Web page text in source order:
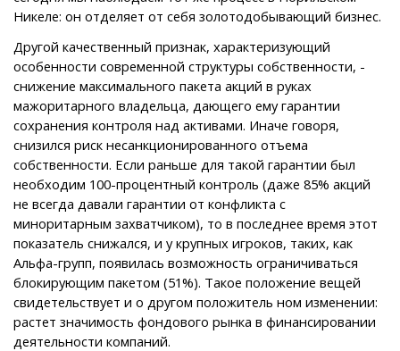
Никеле: он отделяет от себя золотодобывающий бизнес.
Другой качественный признак, характеризующий
особенности современной структуры собственности, -
снижение максимального пакета акций в руках
мажоритарного владельца, дающего ему гарантии
сохранения контроля над активами. Иначе говоря,
снизился риск несанкционированного отъема
собственности. Если раньше для такой гарантии был
необходим 100-процентный контроль (даже 85% акций
не всегда давали гарантии от конфликта с
миноритарным захватчиком), то в последнее время этот
показатель снижался, и у крупных игроков, таких, как
Альфа-групп, появилась возможность ограничиваться
блокирующим пакетом (51%). Такое положение вещей
свидетельствует и о другом положитель ном изменении:
растет значимость фондового рынка в финансировании
деятельности компаний.